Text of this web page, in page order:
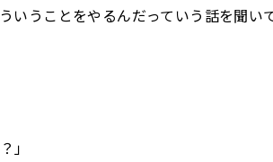
いうことをやるんだっていう話を聞い
」